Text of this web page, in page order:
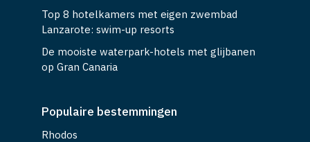
Top 8 hotelkamers met eigen zwembad
Lanzarote: swim-up resorts
De mooiste waterpark-hotels met glijbanen
op Gran Canaria
Populaire bestemmingen
Rhodos